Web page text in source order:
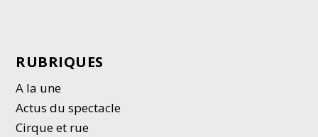
RUBRIQUES
A la une
Actus du spectacle
Cirque et rue